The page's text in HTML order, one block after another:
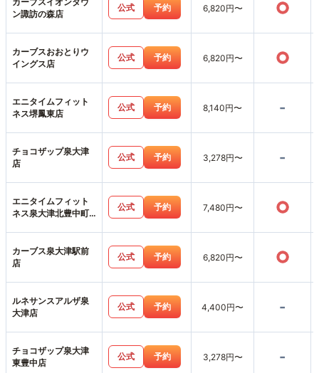
ン諏訪の森店
公式 予約 6,820円〜 ○
カーブスおおとりウ
イングス店
公式 予約 6,820円〜 ○
エニタイムフィット
ネス堺鳳東店
公式 予約 8,140円〜 -
チョコザップ泉大津
店
公式 予約 3,278円〜 -
エニタイムフィット
ネス泉大津北豊中町
公式 予約 7,480円〜 ○
カーブス泉大津駅前
店
公式 予約 6,820円〜 ○
ルネサンスアルザ泉
大津店
公式 予約 4,400円〜 -
チョコザップ泉大津
東豊中店
公式 予約 3,278円〜 -